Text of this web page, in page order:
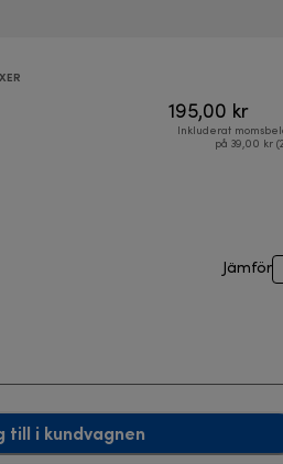
195,00 kr
Inkluderat
på 39,00 kr
Jämför
till i kundvagnen